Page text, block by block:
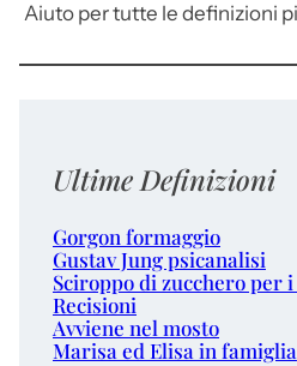
Aiuto per tutte le definizioni
Ultime Definizioni
Gorgon formaggio
Gustav Jung psicanalisi
Sciroppo di zucchero per
Recisioni
Avviene nel mosto
Marisa ed Elisa in famiglia